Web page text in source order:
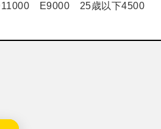
E9000 25歳以下4500